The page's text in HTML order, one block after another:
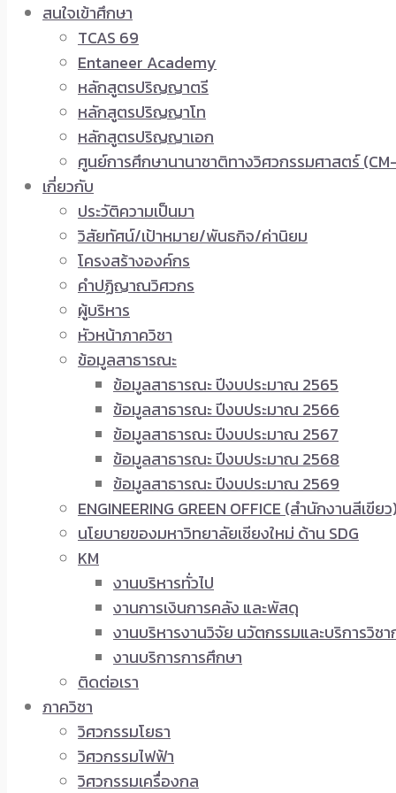
สนใจเข้าศึกษา
TCAS 69
Entaneer Academy
หลักสูตรปริญญาตรี
หลักสูตรปริญญาโท
หลักสูตรปริญญาเอก
ศูนย์การศึกษานานาชาติทางวิศวกรรมศาสตร์
เกี่ยวกับ
ประวัติความเป็นมา
วิสัยทัศน์/เป้าหมาย/พันธกิจ/ค่านิยม
โครงสร้างองค์กร
คำปฏิญาณวิศวกร
ผู้บริหาร
หัวหน้าภาควิชา
ข้อมูลสาธารณะ
ข้อมูลสาธารณะ ปีงบประมาณ 2565
ข้อมูลสาธารณะ ปีงบประมาณ 2566
ข้อมูลสาธารณะ ปีงบประมาณ 2567
ข้อมูลสาธารณะ ปีงบประมาณ 2568
ข้อมูลสาธารณะ ปีงบประมาณ 2569
ENGINEERING GREEN OFFICE (สำนักงานสีเขีย
นโยบายของมหาวิทยาลัยเชียงใหม่ ด้าน SDG
KM
งานบริหารทั่วไป
งานการเงินการคลัง และพัสดุ
งานบริหารงานวิจัย นวัตกรรมและบริการวิชา
งานบริการการศึกษา
ติดต่อเรา
ภาควิชา
วิศวกรรมโยธา
วิศวกรรมไฟฟ้า
วิศวกรรมเครื่องกล